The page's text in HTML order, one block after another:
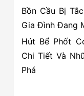
Bồn Cầu Bị
Gia Đình Đang
Hút Bể Phốt
Chi Tiết Và
Phá